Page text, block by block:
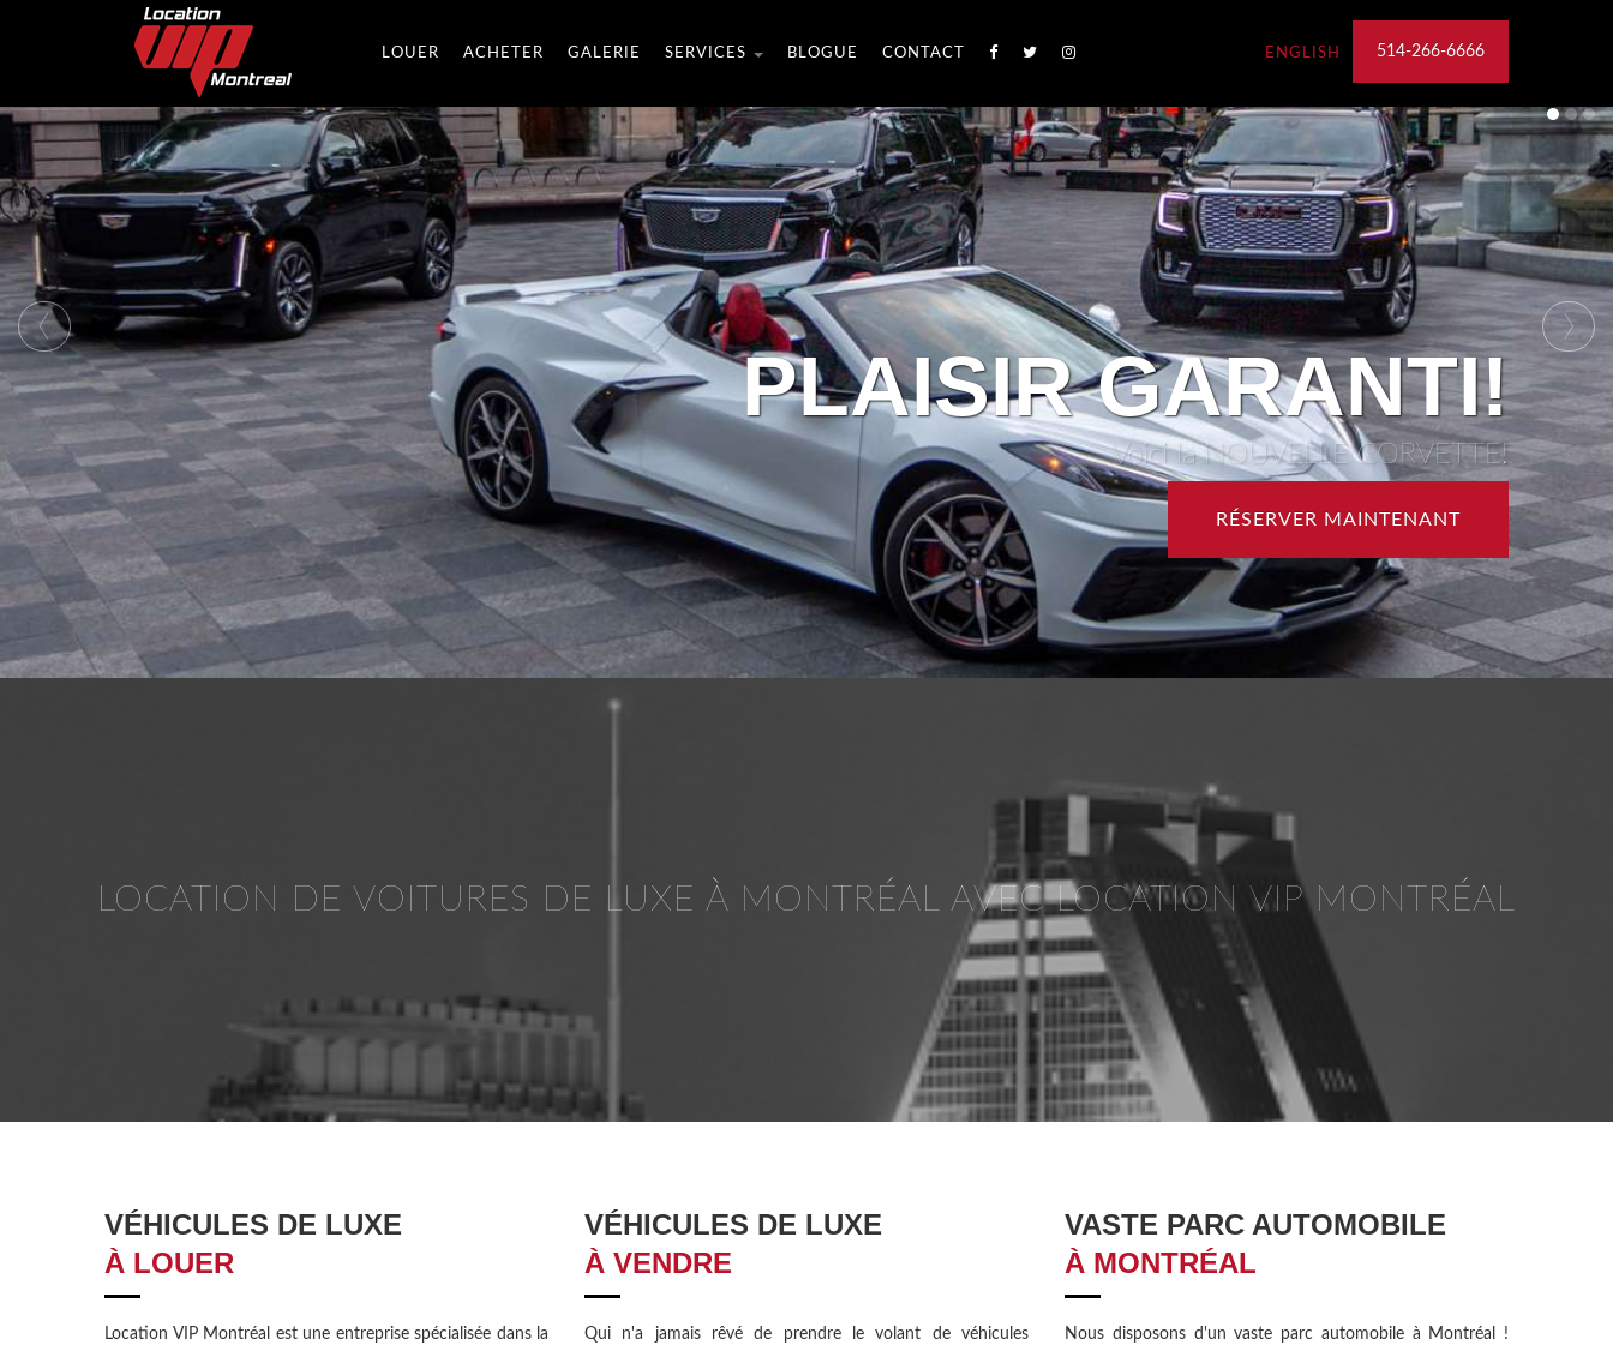
LOUER ACHETER GALERIE SERVICES BLOGUE CONTACT ENGLISH 514-266-6666
ONE LOVE!
Voici la NOUVELLE Z4!
RÉSERVER MAINTENANT
‹ ›
LOCATION DE VOITURES DE LUXE À MONTRÉAL AVEC LOCATION VIP MONTRÉAL
VÉHICULES DE LUXE
À LOUER
Location VIP Montréal est une entreprise spécialisée dans la
VÉHICULES DE LUXE
À VENDRE
Qui n'a jamais rêvé de prendre le volant de véhicules
VASTE PARC AUTOMOBILE
À MONTRÉAL
Nous disposons d'un vaste parc automobile à Montréal !